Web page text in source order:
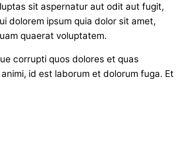
sit aspernatur aut odit aut fugit,
dolorem ipsum quia dolor sit amet,
quaerat voluptatem.
corrupti quos dolores et quas
id est laborum et dolorum fuga. Et